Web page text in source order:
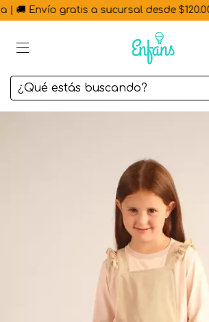
Envío gratis a sucursal desde $120.000